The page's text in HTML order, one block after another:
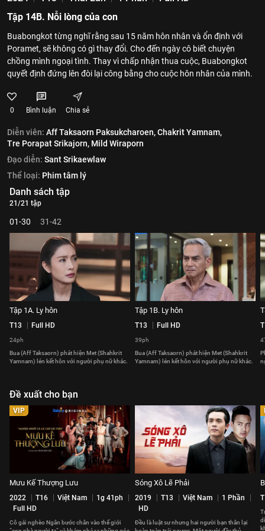
Tập 14B. Nỗi lòng của con
Buabongkot từng nghĩ rằng sau 15 năm hôn nhân và ổn định với
Poramet, sẽ không có gì thay đổi. Cho đến ngày cô biết chuyện
chồng mình ngoại tình. Thay vì chấp nhận thua cuộc, Buabongkot
quyết định đứng lên đòi lại công bằng cho cuộc hôn nhân của mình.
0 Bình luận Chia sẻ
Diễn viên: Aff Taksaorn Paksukcharoen,Chakrit Yamnam,
Tre Porapat Srikajorn, Mild Wiraporn
Đạo diễn: Sant Srikaewlaw
Thể loại: Phim tâm lý
Danh sách tập
21/21 tập
01-30 31-42
Tập 1A. Ly hôn
T13 Full HD
24ph
Bua (Aff Taksaorn) phát hiện Met (Shahkrit
Yamnam) lén kết hôn với người phụ nữ khác.
Tập 1B. Ly hôn
T13 Full HD
39ph
Bua (Aff Taksaorn) phát hiện Met (Shahkrit
Yamnam) lén kết hôn với người phụ nữ khác.
Đề xuất cho bạn
VIP
Mưu Kế Thượng Lưu
2022 T16 Việt Nam
1g 41ph
Full HD
Cô gái nghèo Ngân bước chân vào thế giới
Sóng Xô Lẽ Phải
2019 T13 Việt Nam
1 Phần
HD
Đều là luật sư nhưng hai người bạn thân lại